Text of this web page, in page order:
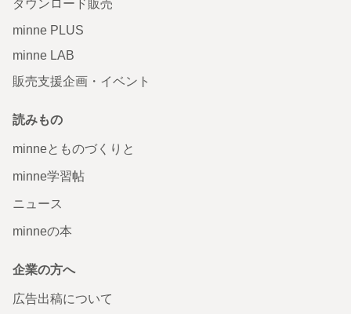
ダウンロード販売
minne PLUS
minne LAB
販売支援企画・イベント
読みもの
minneとものづくりと
minne学習帖
ニュース
minneの本
企業の方へ
広告出稿について